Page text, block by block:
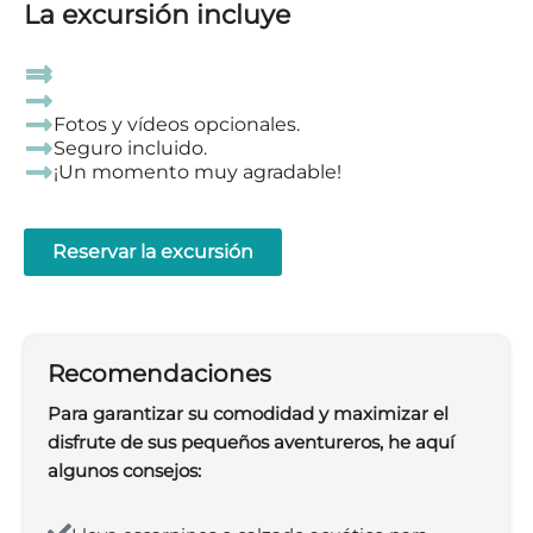
La excursión incluye
Fotos y vídeos opcionales.
Seguro incluido.
¡Un momento muy agradable!
Reservar la excursión
Recomendaciones
Para garantizar su comodidad y maximizar el
disfrute de sus pequeños aventureros, he aquí
algunos consejos: